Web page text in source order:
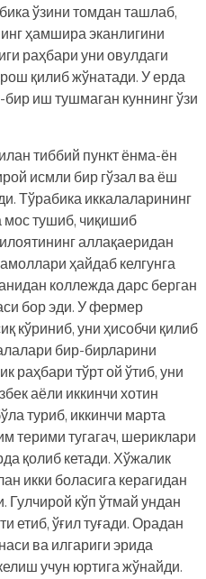
ўзини томдан ташлаб,
ҳамшира эканлигини
раҳбари уни овулдаги
қилиб жўнатади. У ерда
иш тушмаган куннинг ўзи
тиббий пункт ёнма-ён
исмли бир гўзал ва ёш
Тўрабика иккалаларининг
тушиб, чиқишиб
аллақаеридан
ҳайдаб келгунга
коллежда дарс берган
бор эди. У фермер
кўриниб, уни ҳисобчи қилиб
бир-бирларини
раҳбари тўрт ой ўтиб, уни
аёли иккинчи хотин
туриб, иккинчи марта
терими тугагач, шериклари
қолиб кетади. Хўжалик
икки боласига керагидан
Гулчирой кўп ўтмай ундан
етиб, ўғил туғади. Орадан
ва илгариги эрида
учун юртига жўнайди.